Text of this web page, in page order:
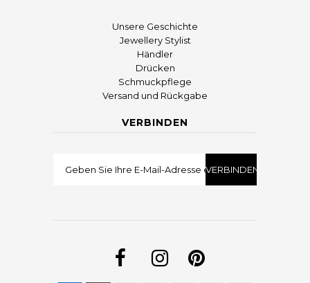
Unsere Geschichte
Jewellery Stylist
Händler
Drücken
Schmuckpflege
Versand und Rückgabe
VERBINDEN